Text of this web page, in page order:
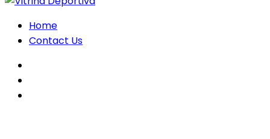
Home
Contact Us